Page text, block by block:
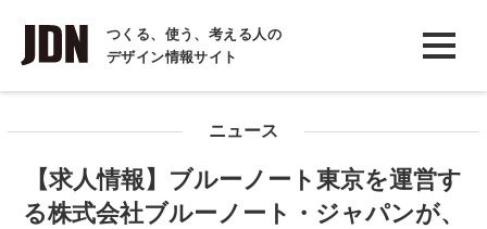
つくる、使う、考える人の
デザイン情報サイト
INTERVIEW
インタビュー
COLUMN
ニュース
【求人情報】ブルーノート東京を運営す
る株式会社ブルーノート・ジャパンが、